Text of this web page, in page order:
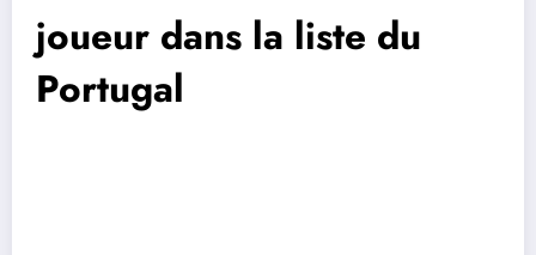
joueur dans la liste du
Portugal